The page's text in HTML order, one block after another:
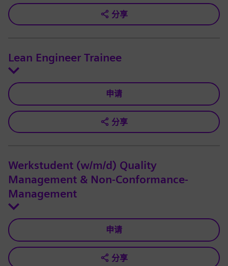
分享
Lean Engineer Trainee
申请
分享
Werkstudent (w/m/d) Quality
Management & Non-Conformance-
Management
申请
分享